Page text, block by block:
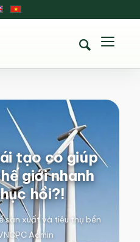
tạo có giúp
giới nhanh
hồi?!
sản xuất và tiêu thụ bền
Admin